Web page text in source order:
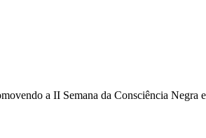
a II Semana da Consciência Negra